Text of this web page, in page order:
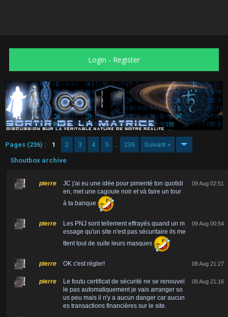
Login - Register
Pages (236) : 1 2 3 4 5 236 Suivant »
Shoutbox archive
pierre
JC j'ai eu une idée pour pimenté ton quotidi
en, met une cagoule noir et và faire un tour
à ta banque
09 Aug 02:51
pierre
Les PNJ sont tellement effrayés quand un m
essage qu'un site n'est pas sécuritaire ils me
ttent tout de suite leurs masques
09 Aug 00:54
pierre OK c'est régler! 08 Aug 21:27
pierre
Le foutu certificat de sécurité ne se renouvel
le pas automatiquement je vais arranger so
us peu mais il n'y a aucun danger car aucun
es transactions financières sur le site.
08 Aug 21:16